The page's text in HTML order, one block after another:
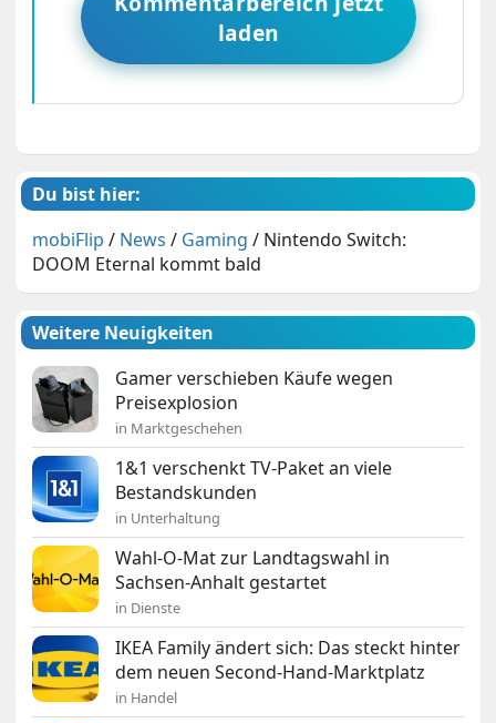
laden
Du bist hier:
mobiFlip / News / Gaming / Nintendo Switch:
DOOM Eternal kommt bald
Weitere Neuigkeiten
Gamer verschieben Käufe wegen
Preisexplosion
in Marktgeschehen
1&1 verschenkt TV-Paket an viele
Bestandskunden
in Unterhaltung
Wahl-O-Mat zur Landtagswahl in
Sachsen-Anhalt gestartet
in Dienste
IKEA Family ändert sich: Das steckt hinter
dem neuen Second-Hand-Marktplatz
in Handel